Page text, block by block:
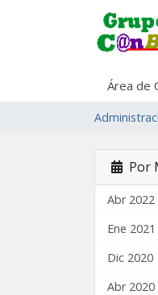
Área de
Por
Abr 2022
Ene 2021
Dic 2020
Abr 2020